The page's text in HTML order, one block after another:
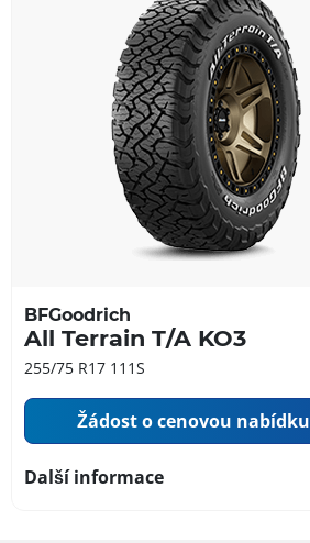
BFGoodrich
All Terrain T/A KO3
255/75 R17 111S
Žádost o cenovou nabídku
Další informace